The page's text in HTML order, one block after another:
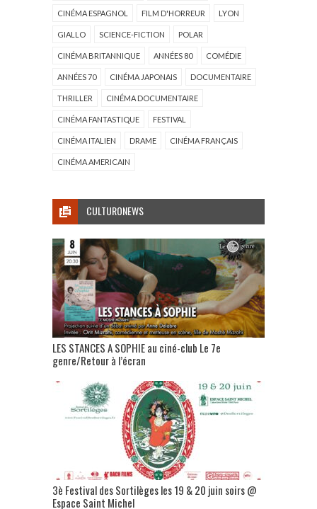
CINÉMA ESPAGNOL FILM D'HORREUR LYON
GIALLO SCIENCE-FICTION POLAR
CINÉMA BRITANNIQUE ANNÉES 80 COMÉDIE
ANNÉES 70 CINÉMA JAPONAIS DOCUMENTAIRE
THRILLER CINÉMA DOCUMENTAIRE
CINÉMA FANTASTIQUE FESTIVAL
CINÉMA ITALIEN DRAME CINÉMA FRANÇAIS
CINÉMA AMERICAIN
CULTURONEWS
LES STANCES A SOPHIE au ciné-club Le 7e
genre/Retour à l’écran
3è Festival des Sortilèges les 19 & 20 juin soirs @
Espace Saint Michel